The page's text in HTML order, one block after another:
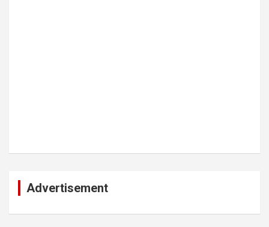
Advertisement